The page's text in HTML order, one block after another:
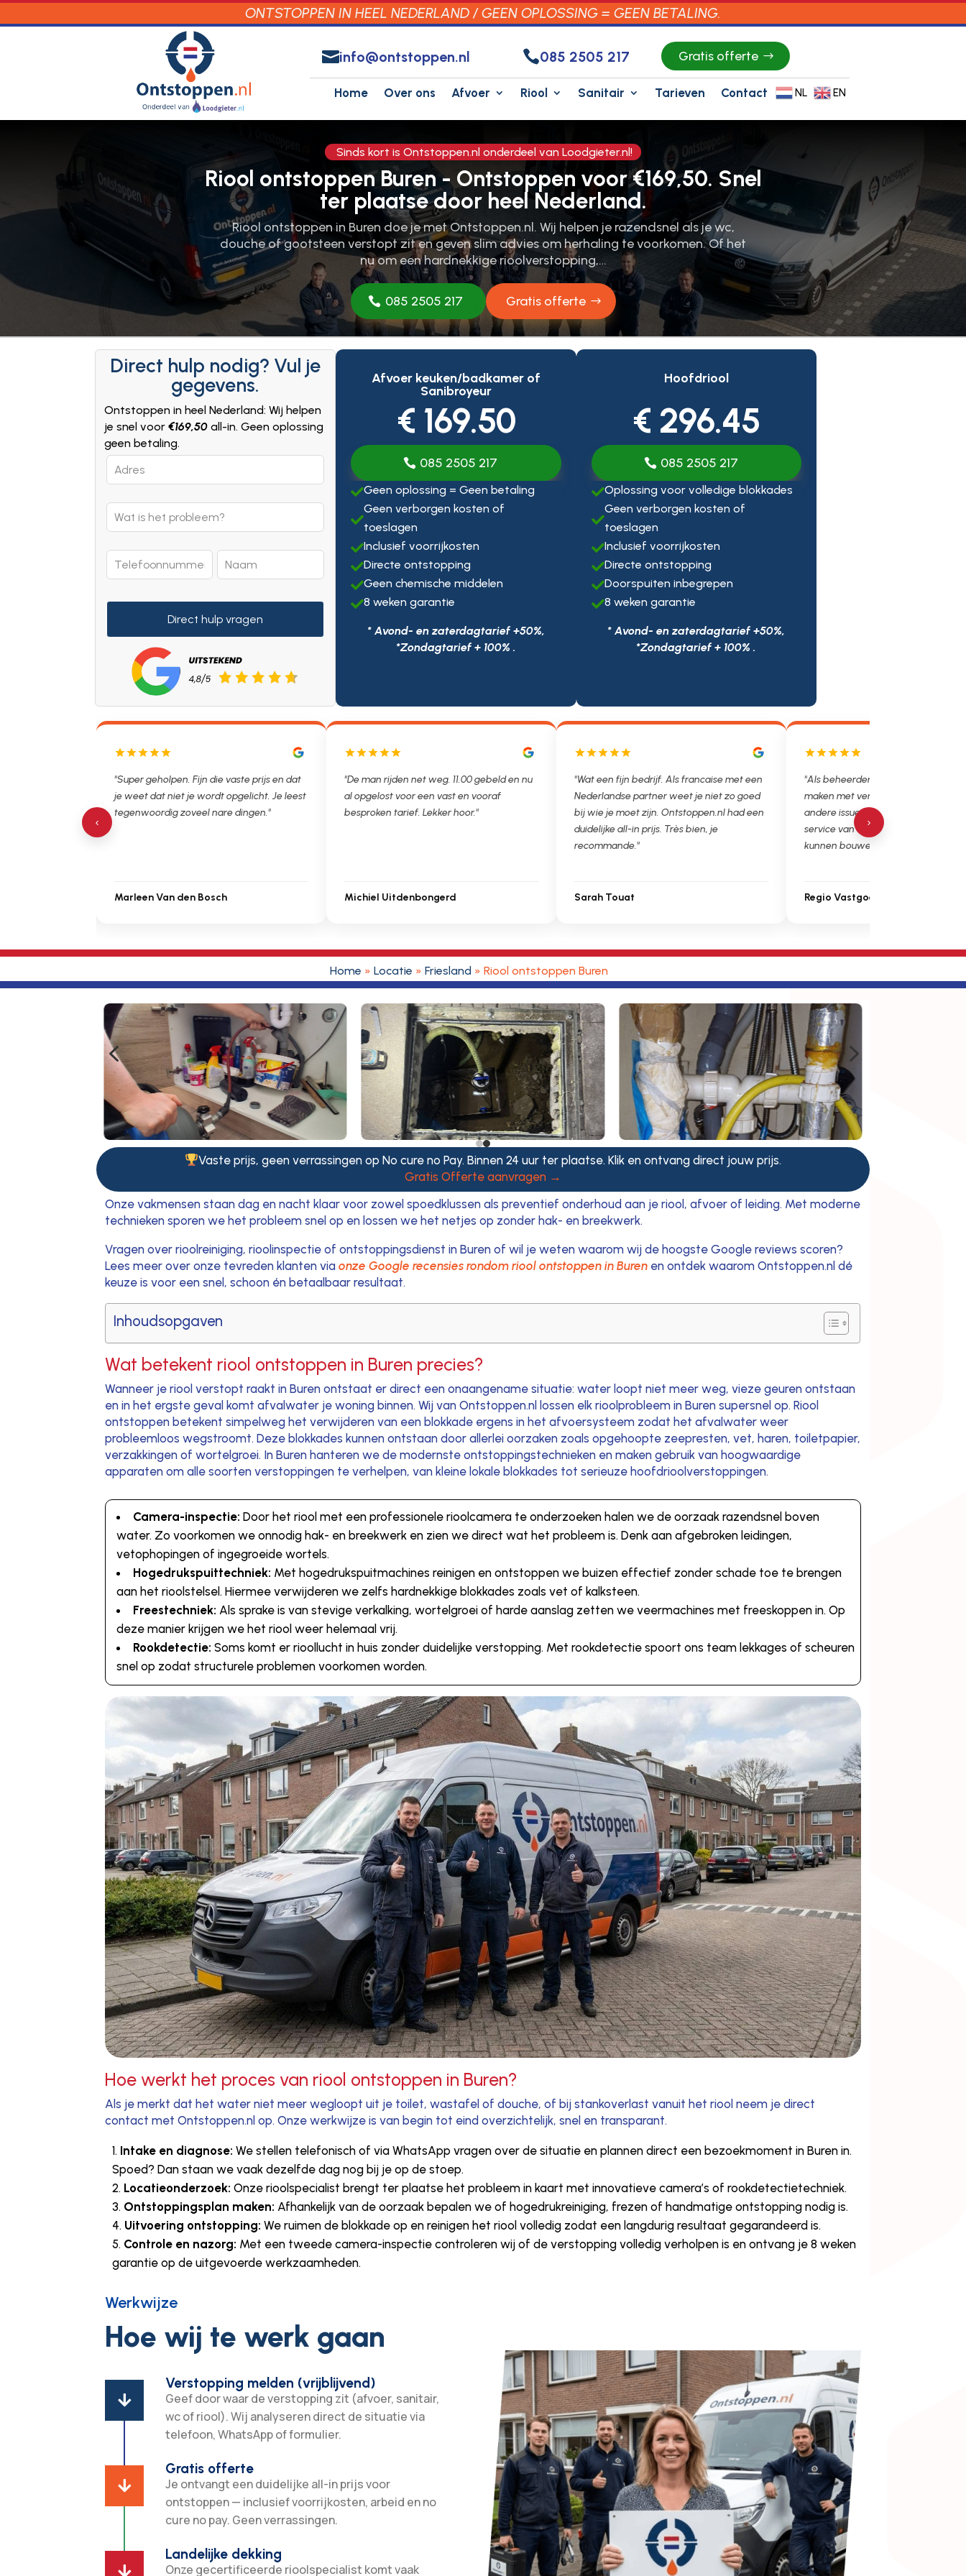
ONTSTOPPEN IN HEEL NEDERLAND / GEEN OPLOSSING = GEEN BETALING.
info@ontstoppen.nl 085 2505 217 Gratis offerte
Home Over ons Afvoer Riool Sanitair Tarieven Contact NL EN
Sinds kort is Ontstoppen.nl onderdeel van Loodgieter.nl!
Riool ontstoppen Buren - Ontstoppen voor €169,50. Snel
ter plaatse door heel Nederland.
Riool ontstoppen in Buren doe je met Ontstoppen.​nl.​ Wij helpen je razendsnel als je wc,
douche of gootsteen verstopt zit en geven slim advies om herhaling te voorkomen.​ Of het
nu om een hardnekkige rioolverstopping,…
085 2505 217 Gratis offerte
Direct hulp nodig? Vul je
gegevens.
Ontstoppen in heel Nederland: Wij helpen
je snel voor €169,50 all-in. Geen oplossing
geen betaling.
Leave
this
blank
Direct hulp vragen
Afvoer keuken/badkamer of
Sanibroyeur
€ 169.50
085 2505 217
Geen oplossing = Geen betaling

Geen verborgen kosten of
toeslagen
Inclusief voorrijkosten
Directe ontstopping
Geen chemische middelen
8 weken garantie
* Avond- en zaterdagtarief +50%,
*Zondagtarief + 100% .
Hoofdriool
€ 296.45
085 2505 217
Oplossing voor volledige blokkades

Geen verborgen kosten of
toeslagen
Inclusief voorrijkosten
Directe ontstopping
Doorspuiten inbegrepen
8 weken garantie
* Avond- en zaterdagtarief +50%,
*Zondagtarief + 100% .
"Super geholpen. Fijn die vaste prijs en dat
je weet dat niet je wordt opgelicht. Je leest
tegenwoordig zoveel nare dingen."
Marleen Van den Bosch
"De man rijden net weg. 11.00 gebeld en nu
al opgelost voor een vast en vooraf
besproken tarief. Lekker hoor."
Michiel Uitdenbongerd
"Wat een fijn bedrijf. Als francaise met een
Nederlandse partner weet je niet zo goed
bij wie je moet zijn. Ontstoppen.nl had een
duidelijke all-in prijs. Très bien, je
recommande."
Sarah Touat
"Als beheerder hebben we helaas
maken met verstoppingen,
andere issues. Het is super fijn dat
service van Ontstoppen.nl en
kunnen bouwen. Ga zo door!"
Regio Vastgoedbeheer
‹ ›
Home » Locatie » Friesland » Riool ontstoppen Buren
4 5
Vaste prijs, geen verrassingen op No cure no Pay. Binnen 24 uur ter plaatse. Klik en ontvang direct jouw prijs.
Gratis Offerte aanvragen →
Onze vakmensen staan dag en nacht klaar voor zowel spoedklussen als preventief onderhoud aan je riool, afvoer of leiding. Met moderne
technieken sporen we het probleem snel op en lossen we het netjes op zonder hak- en breekwerk.
Vragen over rioolreiniging, rioolinspectie of ontstoppingsdienst in Buren of wil je weten waarom wij de hoogste Google reviews scoren?
Lees meer over onze tevreden klanten viaonze Google recensies rondom riool ontstoppen in Buren en ontdek waarom Ontstoppen.nl dé
keuze is voor een snel, schoon én betaalbaar resultaat.
Inhoudsopgaven
Wat betekent riool ontstoppen in Buren precies?
Wanneer je riool verstopt raakt in Buren ontstaat er direct een onaangename situatie: water loopt niet meer weg, vieze geuren ontstaan
en in het ergste geval komt afvalwater je woning binnen. Wij van Ontstoppen.nl lossen elk rioolprobleem in Buren supersnel op. Riool
ontstoppen betekent simpelweg het verwijderen van een blokkade ergens in het afvoersysteem zodat het afvalwater weer
probleemloos wegstroomt. Deze blokkades kunnen ontstaan door allerlei oorzaken zoals opgehoopte zeepresten, vet, haren, toiletpapier,
verzakkingen of wortelgroei. In Buren hanteren we de modernste ontstoppingstechnieken en maken gebruik van hoogwaardige
apparaten om alle soorten verstoppingen te verhelpen, van kleine lokale blokkades tot serieuze hoofdrioolverstoppingen.
Camera-inspectie: Door het riool met een professionele rioolcamera te onderzoeken halen we de oorzaak razendsnel boven
water. Zo voorkomen we onnodig hak- en breekwerk en zien we direct wat het probleem is. Denk aan afgebroken leidingen,
vetophopingen of ingegroeide wortels.
Hogedrukspuittechniek: Met hogedrukspuitmachines reinigen en ontstoppen we buizen effectief zonder schade toe te brengen
aan het rioolstelsel. Hiermee verwijderen we zelfs hardnekkige blokkades zoals vet of kalksteen.
Freestechniek: Als sprake is van stevige verkalking, wortelgroei of harde aanslag zetten we veermachines met freeskoppen in. Op
deze manier krijgen we het riool weer helemaal vrij.
Rookdetectie: Soms komt er rioollucht in huis zonder duidelijke verstopping. Met rookdetectie spoort ons team lekkages of scheuren
snel op zodat structurele problemen voorkomen worden.
Hoe werkt het proces van riool ontstoppen in Buren?
Als je merkt dat het water niet meer wegloopt uit je toilet, wastafel of douche, of bij stankoverlast vanuit het riool neem je direct
contact met Ontstoppen.nl op. Onze werkwijze is van begin tot eind overzichtelijk, snel en transparant.
Intake en diagnose: We stellen telefonisch of via WhatsApp vragen over de situatie en plannen direct een bezoekmoment in Buren in.
Spoed? Dan staan we vaak dezelfde dag nog bij je op de stoep.
Locatieonderzoek: Onze rioolspecialist brengt ter plaatse het probleem in kaart met innovatieve camera’s of rookdetectietechniek.
Ontstoppingsplan maken: Afhankelijk van de oorzaak bepalen we of hogedrukreiniging, frezen of handmatige ontstopping nodig is.
Uitvoering ontstopping: We ruimen de blokkade op en reinigen het riool volledig zodat een langdurig resultaat gegarandeerd is.
Controle en nazorg: Met een tweede camera-inspectie controleren wij of de verstopping volledig verholpen is en ontvang je 8 weken
garantie op de uitgevoerde werkzaamheden.
Werkwijze
Hoe wij te werk gaan

Verstopping melden (vrijblijvend)
Geef door waar de verstopping zit (afvoer, sanitair,
wc of riool). Wij analyseren direct de situatie via
telefoon, WhatsApp of formulier.

Gratis offerte
Je ontvangt een duidelijke all-in prijs voor
ontstoppen — inclusief voorrijkosten, arbeid en no
cure no pay. Geen verrassingen.

Landelijke dekking
Onze gecertificeerde rioolspecialist komt vaak